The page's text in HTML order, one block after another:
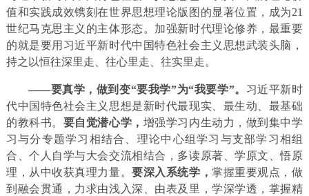
值和实践成效镌刻在世界思想理论版图的显著位置，成为21
世纪马克思主义的主体形态。加强新时代理论修养，最重要
的就是要用习近平新时代中国特色社会主义思想武装头脑，
持之以恒往深里走、往心里走、往实里走。
——要真学，做到变“要我学”为“我要学”。 习近平新时
代中国特色社会主义思想是新时代最现实、最生动、最基础
的教科书。 要自觉潜心学， 增强学习内生动力，做到集中学
习与分专题学习相结合、理论中心组学习与支部学习相组
合、个人自学与大会交流相结合，多读原著、学原文、悟原
理，从中收获真理力量。要深入系统学，掌握重要观点，做
到融会贯通，力求由浅入深、由表及里，学深学透，掌握精